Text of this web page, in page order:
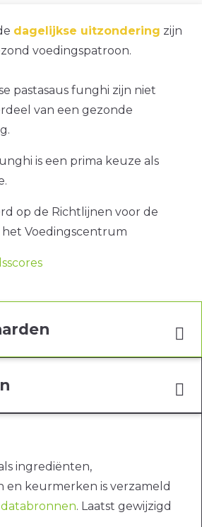
dagelijkse uitzondering zijn
voedingspatroon.
pastasaus funghi zijn niet
van een gezonde
is een prima keuze als
op de Richtlijnen voor de
het Voedingscentrum
ingrediënten,
en keurmerken is verzameld
. Laatst gewijzigd